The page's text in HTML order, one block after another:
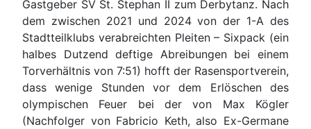
Gastgeber SV St. Stephan II zum Derbytanz. Nach
dem zwischen 2021 und 2024 von der 1-A des
Stadtteilklubs verabreichten Pleiten – Sixpack (ein
halbes Dutzend deftige Abreibungen bei einem
Torverhältnis von 7:51) hofft der Rasensportverein,
dass wenige Stunden vor dem Erlöschen des
olympischen Feuer bei der von Max Kögler
(Nachfolger von Fabricio Keth, also Ex-Germane